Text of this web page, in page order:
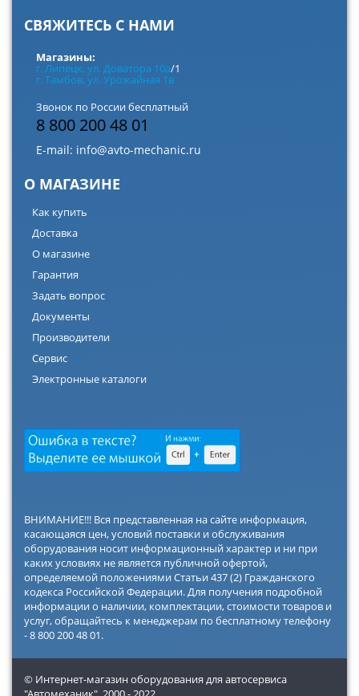
СВЯЖИТЕСЬ С НАМИ
Магазины:
г. Липецк, ул. Доватора 10а/1
г. Тамбов, ул. Урожайная 1в
Звонок по России бесплатный
8 800 200 48 01
E-mail: info@avto-mechanic.ru
О МАГАЗИНЕ
Как купить
Доставка
О магазине
Гарантия
Задать вопрос
Документы
Производители
Сервис
Электронные каталоги
ВНИМАНИЕ!!! Вся представленная на сайте информация,
касающаяся цен, условий поставки и обслуживания
оборудования носит информационный характер и ни при
каких условиях не является публичной офертой,
определяемой положениями Статьи 437 (2) Гражданского
кодекса Российской Федерации. Для получения подробной
информации о наличии, комплектации, стоимости товаров и
услуг, обращайтесь к менеджерам по бесплатному телефону
- 8 800 200 48 01.
© Интернет-магазин оборудования для автосервиса